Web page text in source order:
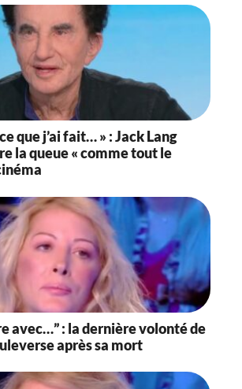
que j’ai fait… » : Jack Lang
la queue « comme tout le
avec…” : la dernière volonté de
après sa mort